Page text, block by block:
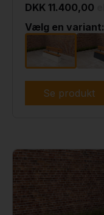
DKK 11.400,00
Vælg en variant:
Se produkt